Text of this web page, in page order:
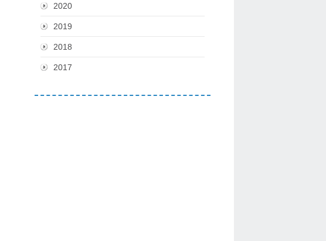
2020
2019
2018
2017